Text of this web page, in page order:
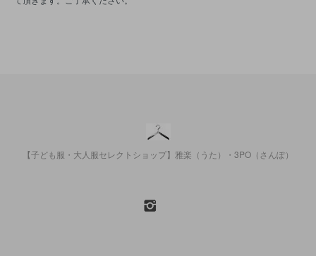
【子ども服・大人服セレクトショップ】雅楽（うた）・3PO（さんぽ）